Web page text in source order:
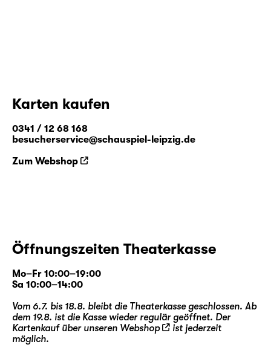
Karten kaufen
0341 / 12 68 168
besucherservice@schauspiel-leipzig.de
Zum Webshop
Öffnungszeiten Theaterkasse
Mo–Fr 10:00–19:00
Sa 10:00–14:00
Vom 6.7. bis 18.8. bleibt die Theaterkasse geschlossen. Ab
dem 19.8. ist die Kasse wieder regulär geöffnet. Der
Kartenkauf über unseren Webshop
ist jederzeit
möglich.